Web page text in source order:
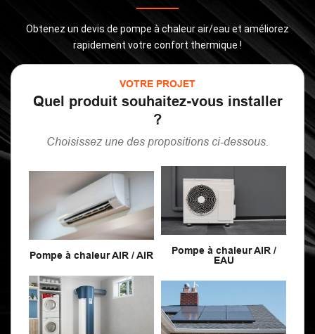
Obtenez un devis de pompe à chaleur air/eauet améliorez
rapidement votre confort thermique !